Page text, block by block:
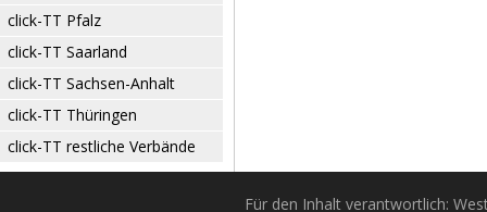
click-TT Pfalz
click-TT Saarland
click-TT Sachsen-Anhalt
click-TT Thüringen
click-TT restliche Verbände
Für den Inhalt verantwortlich: